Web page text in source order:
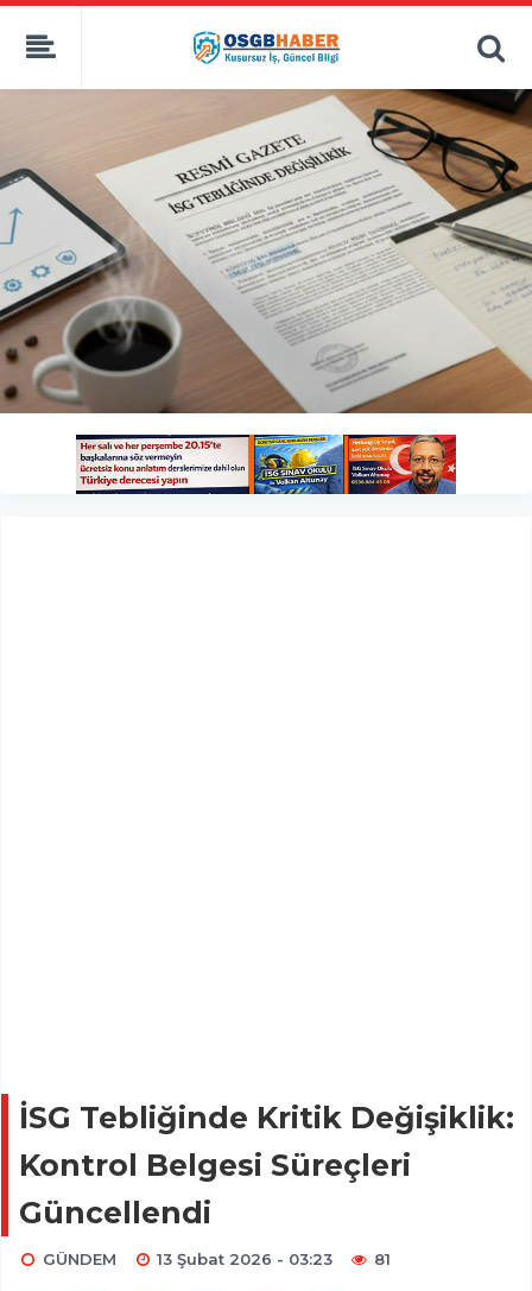
İSG Tebliğinde Kritik Değişiklik:
Kontrol Belgesi Süreçleri
Güncellendi
GÜNDEM 13 Şubat 2026 - 03:23 81